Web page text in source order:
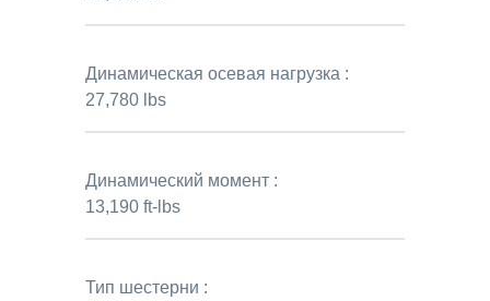
Динамическая осевая нагрузка :
27,780 lbs
Динамический момент :
13,190 ft-lbs
Тип шестерни :